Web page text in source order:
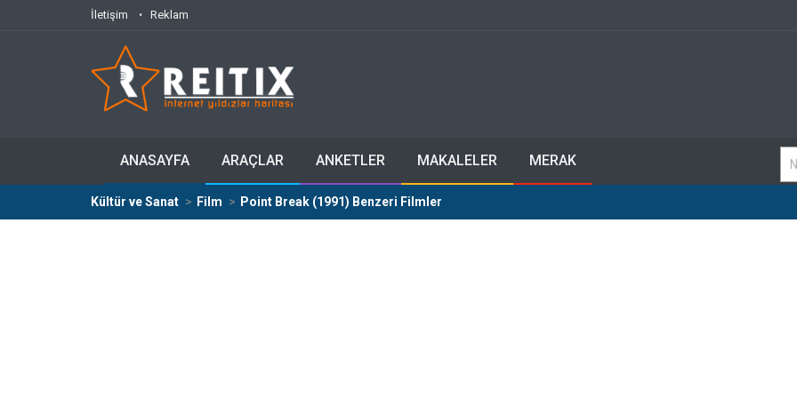
İletişim Reklam
ANASAYFA ARAÇLAR ANKETLER MAKALELER MERAK
Kültür ve Sanat Film Point Break (1991) Benzeri Filmler